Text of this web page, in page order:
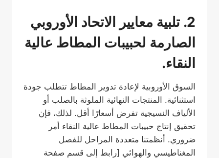
2. تلبية معايير الاتحاد الأوروبي
الصارمة لحبيبات المطاط عالية
النقاء.
السوق الأوروبية لإعادة تدوير المطاط تتطلب جودة
استثنائية. المنتجات النهائية الملوثة بالصلب أو
الألياف النسيجية تفرض أسعارًا أقل. لذلك، فإن
تحقيق إنتاج حبيبات المطاط عالية النقاء أمر
ضروري. أنظمتنا متعددة المراحل للفصل
المغناطيسي والهوائي [رابط إلى قسم صفحة